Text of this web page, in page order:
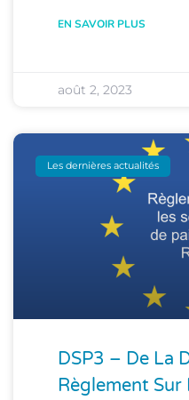
EN SAVOIR PLUS
août 2, 2023
Les dernières actualités
DSP3 – De La
Règlement Sur